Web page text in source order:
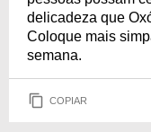
delicadeza que
Coloque mais
semana.
COPIAR